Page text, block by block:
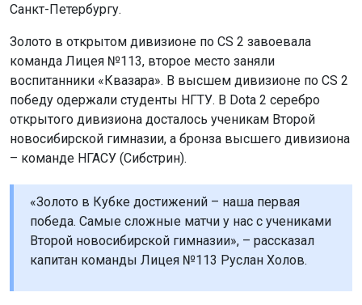
Санкт-Петербургу.
Золото в открытом дивизионе по CS 2 завоевала
команда Лицея №113, второе место заняли
воспитанники «Квазара». В высшем дивизионе по CS 2
победу одержали студенты НГТУ. В Dota 2 серебро
открытого дивизиона досталось ученикам Второй
новосибирской гимназии, а бронза высшего дивизиона
– команде НГАСУ (Сибстрин).
«Золото в Кубке достижений – наша первая
победа. Самые сложные матчи у нас с учениками
Второй новосибирской гимназии», – рассказал
капитан команды Лицея №113 Руслан Холов.